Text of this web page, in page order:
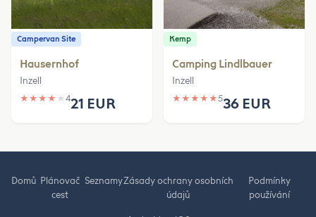
Campervan Site
Hausernhof
Inzell
★ ★ ★ ★ ★ 421 EUR
Kemp
Camping Lindlbauer
Inzell
★ ★ ★ ★ ★536 EUR
Domů Plánovač
cest
SeznamyZásady ochrany osobních
údajů
Podmínky
používání